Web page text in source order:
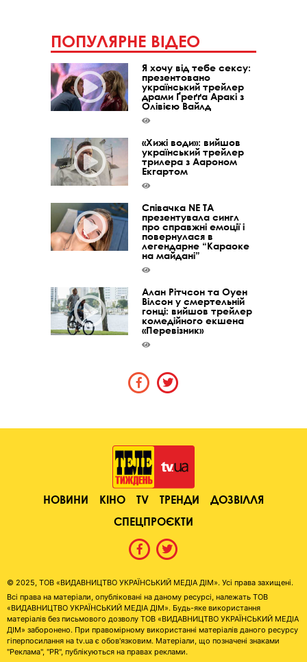
ПОПУЛЯРНЕ ВІДЕО
Я хочу від тебе сексу:
презентовано
український трейлер
драми Ґреґґа Аракі з
Олівією Вайлд
«Хижі води»: вийшов
український трейлер
трилера з Аароном
Екгартом
Співачка NE TA
презентувала сингл
про справжні емоції і
повернулася в
легендарне “Караоке
на майдані”
Алан Рітчсон та Оуен
Вілсон у смертельній
гонці: вийшов трейлер
комедійного екшена
«Перевізник»
НОВИНИ КІНО TV ТРЕНДИ
ДОЗВІЛЛЯ
СПЕЦПРОЄКТИ
© 2025, ТОВ «ВИДАВНИЦТВО УКРАЇНСЬКИЙ МЕДІА ДІМ». Усі права захищені.
Всі права на матеріали, опубліковані на даному ресурсі, належать ТОВ
«ВИДАВНИЦТВО УКРАЇНСЬКИЙ МЕДІА ДІМ». Будь-яке використання
матеріалів без письмового дозволу ТОВ «ВИДАВНИЦТВО УКРАЇНСЬКИЙ МЕДІА
ДІМ» заборонено. При правомірному використанні матеріалів даного ресурсу
гіперпосилання на tv.ua є обов'язковим. Матеріали, що позначені знаками
"Реклама", "PR", публікуються на правах реклами.